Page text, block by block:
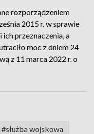
rozporządzeniem
2015 r. w sprawie
przeznaczenia, a
moc z dniem 24
z 11 marca 2022 r. o
#służba wojskowa